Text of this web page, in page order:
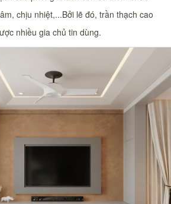
chịu nhiệt,...Bởi lẽ đó, trần thạch cao
nhiều gia chủ tin dùng.